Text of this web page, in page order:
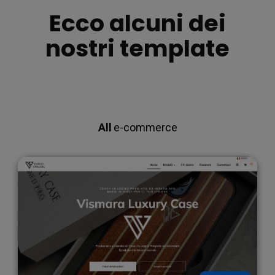
Ecco alcuni dei
nostri template
All e-commerce